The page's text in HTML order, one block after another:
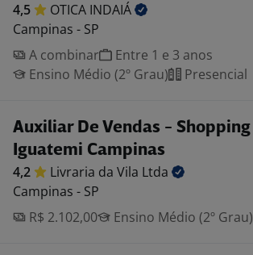
4,5 OTICA INDAIÁ
Campinas - SP
A combinar
Entre 1 e 3 anos
Ensino Médio (2º Grau)
Presencial
Auxiliar De Vendas - Shopping
Iguatemi Campinas
4,2 Livraria da Vila Ltda
Campinas - SP
R$ 2.102,00
Ensino Médio (2º Grau)